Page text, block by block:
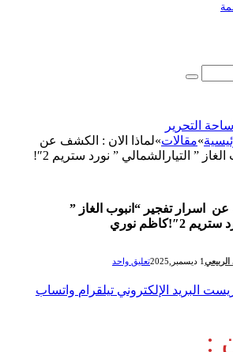
»مقالات»لماذا الان : الكشف عن
اسرار تفجير “انبوب الغاز ” التيارالشمالي ” نورد ستريم 2″!
اسرار تفجير “انبوب الغاز ”
نوري
1 ديسمبر,2025 تعليق واحد
البريد الإلكتروني تيلقرام واتساب
: